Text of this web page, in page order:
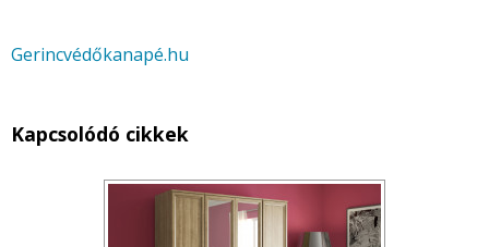
Gerincvédőkanapé.hu
Kapcsolódó cikkek